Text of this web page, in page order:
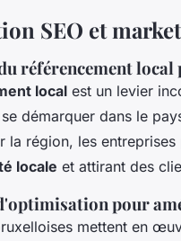
SEO et
référencement local
local est un levier
démarquer dans le
la région, les
locale et attirant des
pour
mettent en